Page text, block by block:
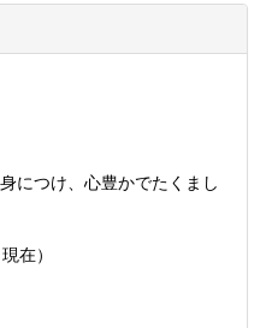
につけ、心豊かでたくまし
在）